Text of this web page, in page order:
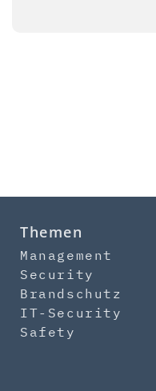
Themen
Management
Security
Brandschutz
IT-Security
Safety